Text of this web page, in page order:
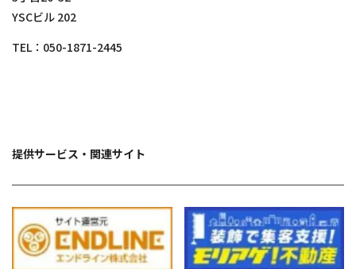
YSCビル 202
TEL： 050-1871-2445
提供サービス・関連サイト